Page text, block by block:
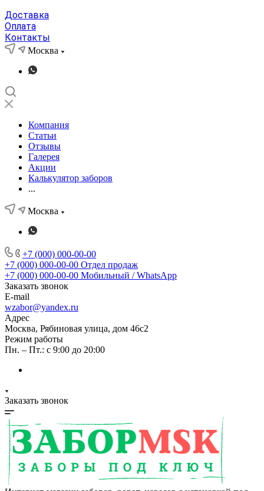
Доставка
Оплата
Контакты
Москва
Компания
Статьи
Отзывы
Галерея
Акции
Калькулятор заборов
...
Москва
+7 (000) 000-00-00
+7 (000) 000-00-00 Отдел продаж
+7 (000) 000-00-00 Мобильный / WhatsApp
Заказать звонок
E-mail
wzabor@yandex.ru
Адрес
Москва, Рябиновая улица, дом 46с2
Режим работы
Пн. – Пт.: с 9:00 до 20:00
Заказать звонок